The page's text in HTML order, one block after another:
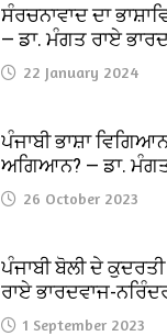
ਸੰਰਚਨਾਵਾਦ ਦਾ
— ਡਾ. ਮੰਗਤ ਰਾਏ
22 January 2024
ਪੰਜਾਬੀ ਭਾਸ਼ਾ
ਅਗਿਆਨ? — ਡਾ. ਮੰਗਤ
26 October 2023
ਪੰਜਾਬੀ ਬੋਲੀ ਦੇ
ਰਾਏ ਭਾਰਦਵਾਜ-
1 September 2023